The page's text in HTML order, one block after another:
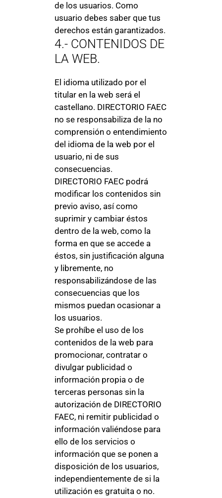
de los usuarios. Como
usuario debes saber que tus
derechos están garantizados.
4.- CONTENIDOS DE
LA WEB.
El idioma utilizado por el
titular en la web será el
castellano. DIRECTORIO FAEC
no se responsabiliza de la no
comprensión o entendimiento
del idioma de la web por el
usuario, ni de sus
consecuencias.
DIRECTORIO FAEC podrá
modificar los contenidos sin
previo aviso, así como
suprimir y cambiar éstos
dentro de la web, como la
forma en que se accede a
éstos, sin justificación alguna
y libremente, no
responsabilizándose de las
consecuencias que los
mismos puedan ocasionar a
los usuarios.
Se prohíbe el uso de los
contenidos de la web para
promocionar, contratar o
divulgar publicidad o
información propia o de
terceras personas sin la
autorización de DIRECTORIO
FAEC, ni remitir publicidad o
información valiéndose para
ello de los servicios o
información que se ponen a
disposición de los usuarios,
independientemente de si la
utilización es gratuita o no.